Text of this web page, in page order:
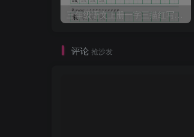
三年级语文上册一字三描红写字表字帖
评论 抢沙发